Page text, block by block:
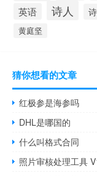
英语 诗人
黄庭坚
猜你想看的文章
红极参是海参吗
DHL是哪国的
什么叫格式合同